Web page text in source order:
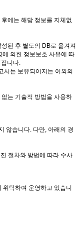
에는 해당 정보를 지체없
된 후 별도의 DB로 옮겨져
의한 정보보호 사유에 따
니다.
서는 보유되어지는 이외의
는 기술적 방법을 사용하
않습니다. 다만, 아래의 경
절차와 방법에 따라 수사
탁하여 운영하고 있습니